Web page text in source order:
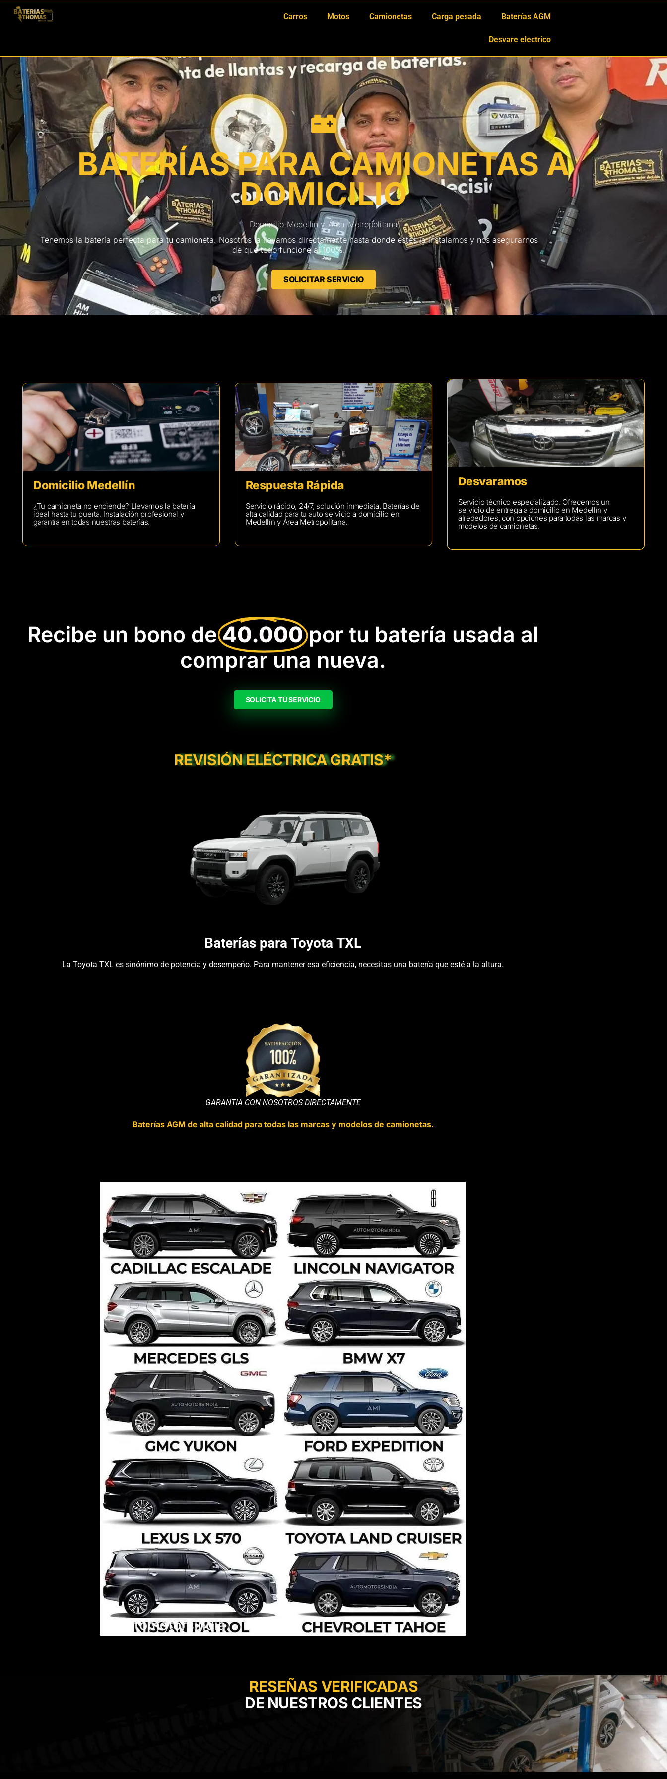
Carros Motos Camionetas Carga pesada Baterías AGM
Desvare electrico
BATERÍAS PARA CAMIONETAS A
DOMICILIO
Domicilio Medellín y Área Metropolitana
Tenemos la batería perfecta para tu camioneta. Nosotros la llevamos directamente hasta donde estes la instalamos y nos asegurarnos
de que todo funcione al 100%.
SOLICITAR SERVICIO
Domicilio Medellín
¿Tu camioneta no enciende? Llevamos la batería
ideal hasta tu puerta. Instalación profesional y
garantía en todas nuestras baterías.
Respuesta Rápida
Servicio rápido, 24/7, solución inmediata. Baterías de
alta calidad para tu auto servicio a domicilio en
Medellín y Área Metropolitana.
Desvaramos
Servicio técnico especializado. Ofrecemos un
servicio de entrega a domicilio en Medellín y
alrededores, con opciones para todas las marcas y
modelos de camionetas.
Recibe un bono de 40.000 por tu batería usada al
comprar una nueva.
SOLICITA TU SERVICIO
REVISIÓN ELÉCTRICA GRATIS*
Baterías para Toyota TXL
La Toyota TXL es sinónimo de potencia y desempeño. Para mantener esa eficiencia, necesitas una batería que esté a la altura.
GARANTIA CON NOSOTROS DIRECTAMENTE
Baterías AGM de alta calidad para todas las marcas y modelos de camionetas.
RESEÑAS VERIFICADAS
DE NUESTROS CLIENTES